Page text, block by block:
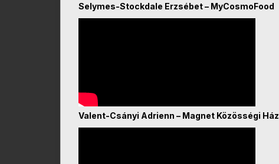
Selymes-Stockdale Erzsébet – MyCosmoFood
Valent-Csányi Adrienn – Magnet Közösségi Ház